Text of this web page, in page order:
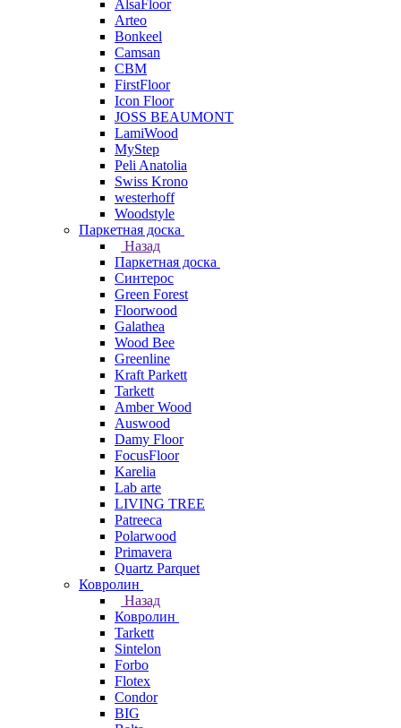
AlsaFloor
Arteo
Bonkeel
Camsan
CBM
FirstFloor
Icon Floor
JOSS BEAUMONT
LamiWood
MyStep
Peli Anatolia
Swiss Krono
westerhoff
Woodstyle
Паркетная доска
Назад
Паркетная доска
Синтерос
Green Forest
Floorwood
Galathea
Wood Bee
Greenline
Kraft Parkett
Tarkett
Amber Wood
Auswood
Damy Floor
FocusFloor
Karelia
Lab arte
LIVING TREE
Patreeca
Polarwood
Primavera
Quartz Parquet
Ковролин
Назад
Ковролин
Tarkett
Sintelon
Forbo
Flotex
Condor
BIG